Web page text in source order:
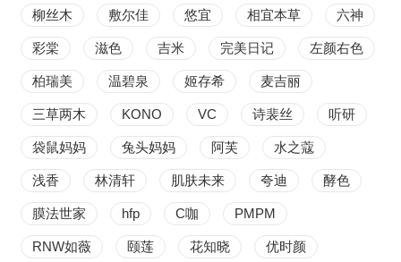
柳丝木 敷尔佳 悠宜 相宜本草 六神
彩棠 滋色 吉米 完美日记 左颜右色
柏瑞美 温碧泉 姬存希 麦吉丽
三草两木 KONO VC 诗裴丝 听研
袋鼠妈妈 兔头妈妈 阿芙 水之蔻
浅香 林清轩 肌肤未来 夸迪 酵色
膜法世家 hfp C咖 PMPM
RNW如薇 颐莲 花知晓 优时颜